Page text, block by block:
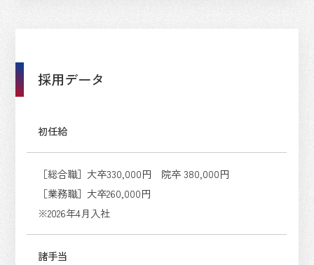
採用データ
初任給
［総合職］大卒330,000円 院卒 380,000円
［業務職］大卒260,000円
※2026年4月入社
諸手当